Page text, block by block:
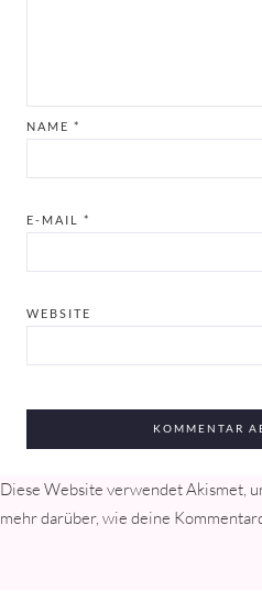
NAME *
E-MAIL *
WEBSITE
Diese Website verwendet Akismet,
mehr darüber, wie deine